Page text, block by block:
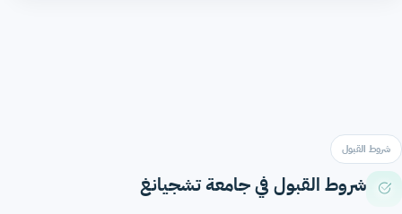
شروط القبول
شروط القبول في جامعة تشجيانغ